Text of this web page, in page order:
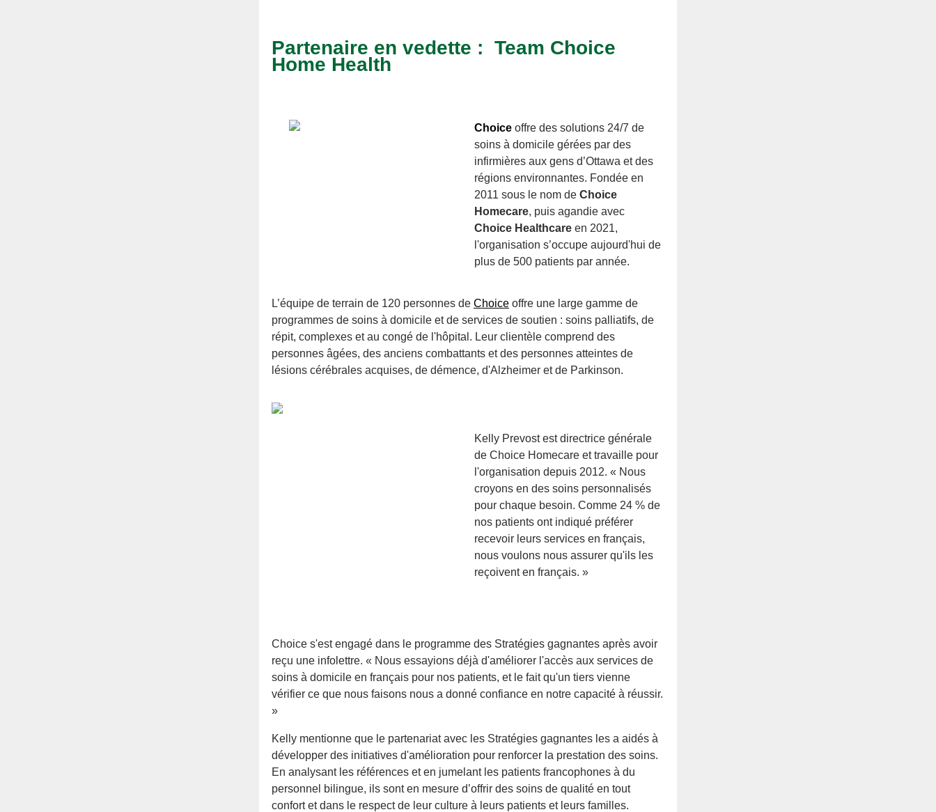
Partenaire en vedette : Team Choice
Home Health
Choice offre des solutions 24/7 de
soins à domicile gérées par des
infirmières aux gens d’Ottawa et des
régions environnantes. Fondée en
2011 sous le nom de Choice
Homecare, puis agandie avec
Choice Healthcare en 2021,
l'organisation s’occupe aujourd'hui de
plus de 500 patients par année.
L’équipe de terrain de 120 personnes de Choice offre une large gamme de
programmes de soins à domicile et de services de soutien : soins palliatifs, de
répit, complexes et au congé de l'hôpital. Leur clientèle comprend des
personnes âgées, des anciens combattants et des personnes atteintes de
lésions cérébrales acquises, de démence, d'Alzheimer et de Parkinson.
Kelly Prevost est directrice générale
de Choice Homecare et travaille pour
l'organisation depuis 2012. « Nous
croyons en des soins personnalisés
pour chaque besoin. Comme 24 % de
nos patients ont indiqué préférer
recevoir leurs services en français,
nous voulons nous assurer qu'ils les
reçoivent en français. »
Choice s'est engagé dans le programme des Stratégies gagnantes après avoir
reçu une infolettre. « Nous essayions déjà d'améliorer l'accès aux services de
soins à domicile en français pour nos patients, et le fait qu'un tiers vienne
vérifier ce que nous faisons nous a donné confiance en notre capacité à réussir.
»
Kelly mentionne que le partenariat avec les Stratégies gagnantes les a aidés à
développer des initiatives d'amélioration pour renforcer la prestation des soins.
En analysant les références et en jumelant les patients francophones à du
personnel bilingue, ils sont en mesure d’offrir des soins de qualité en tout
confort et dans le respect de leur culture à leurs patients et leurs familles.